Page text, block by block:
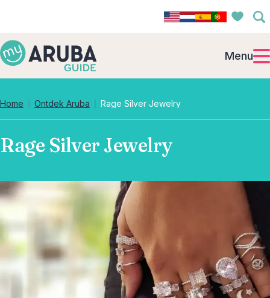
Menu
Home Ontdek Aruba Rage Silver Jewelry
Rage Silver Jewelry